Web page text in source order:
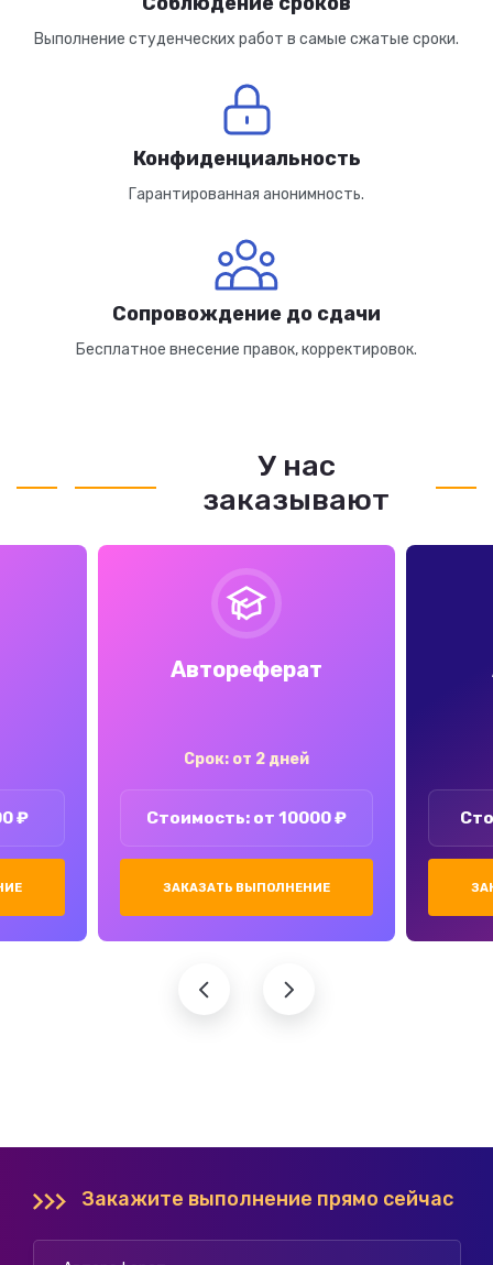
Выполнение студенческих работ в самые сжатые сроки.
Конфиденциальность
Гарантированная анонимность.
Сопровождение до сдачи
Бесплатное внесение правок, корректировок.
У нас
заказывают
₽
Автореферат
Срок: от 2 дней
Стоимость: от 10000 ₽
ЗАКАЗАТЬ ВЫПОЛНЕНИЕ
Закажите выполнение прямо сейчас